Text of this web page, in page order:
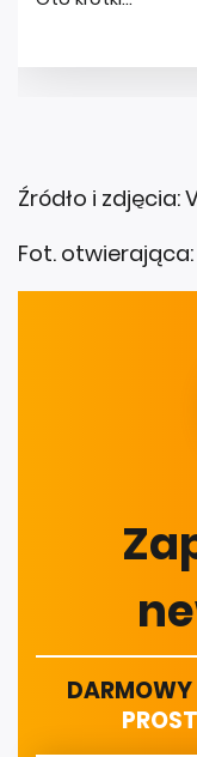
Źródło i zdjęcia:
Fot.